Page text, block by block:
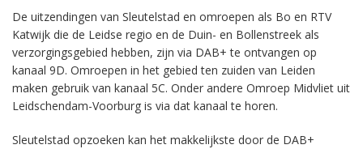
De uitzendingen van Sleutelstad en omroepen als Bo en RTV
Katwijk die de Leidse regio en de Duin- en Bollenstreek als
verzorgingsgebied hebben, zijn via DAB+ te ontvangen op
kanaal 9D. Omroepen in het gebied ten zuiden van Leiden
maken gebruik van kanaal 5C. Onder andere Omroep Midvliet uit
Leidschendam-Voorburg is via dat kanaal te horen.
Sleutelstad opzoeken kan het makkelijkste door de DAB+